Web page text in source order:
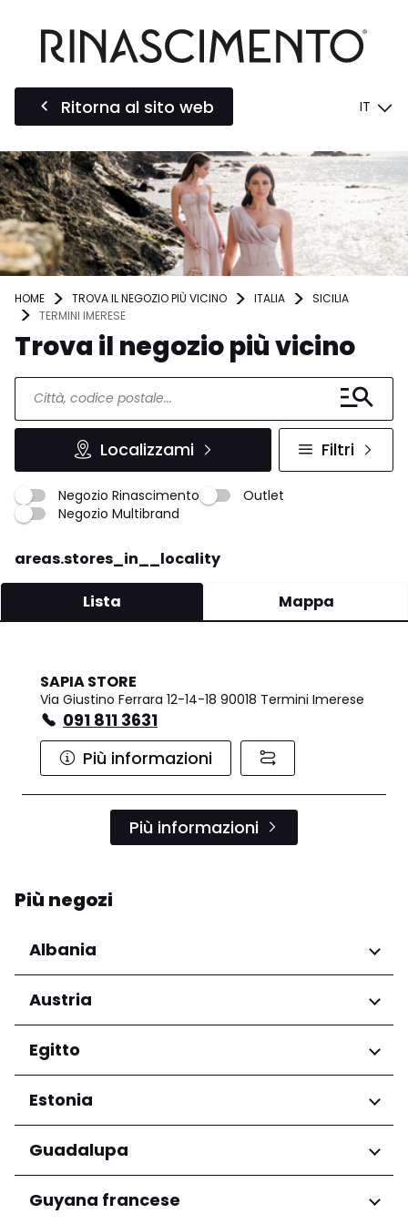
Ritorna al sito web IT
HOME TROVA IL NEGOZIO PIÙ VICINO ITALIA
SICILIA
TERMINI IMERESE
Trova il negozio più vicino
Localizzami Filtri
Negozio Rinascimento
Outlet
Negozio Multibrand
areas.stores_in__locality
Lista Mappa
SAPIA STORE
Via Giustino Ferrara 12-14-18 90018 Termini Imerese
091 811 3631
Più informazioni
Più informazioni
Più negozi
Albania
Regioni
Qarku i Tiranës
Austria
Regioni
Niederösterreich
Salzburg
Wien
Egitto
Regioni
Governatorato del Cairo
Estonia
Regioni
Harju maakond
Tartu maakond
Guadalupa
Regioni
Guyana francese